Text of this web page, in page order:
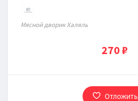
Мясной дворик Халяль
270 ₽
Отложить